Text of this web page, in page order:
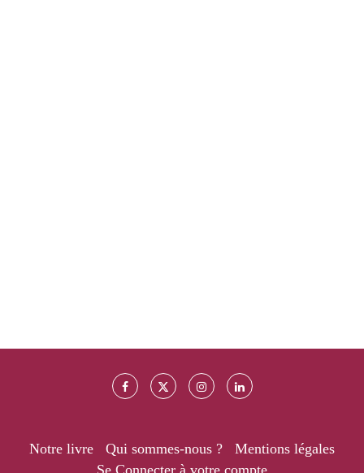
Notre livre Qui sommes-nous ?
Mentions légales
Se Connecter à votre compte